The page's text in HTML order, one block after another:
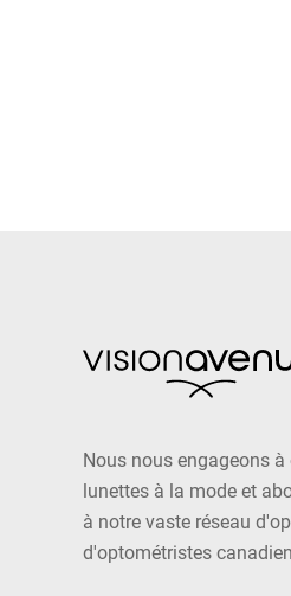
Nous nous engageons
lunettes à la mode et
à notre vaste réseau
d'optométristes